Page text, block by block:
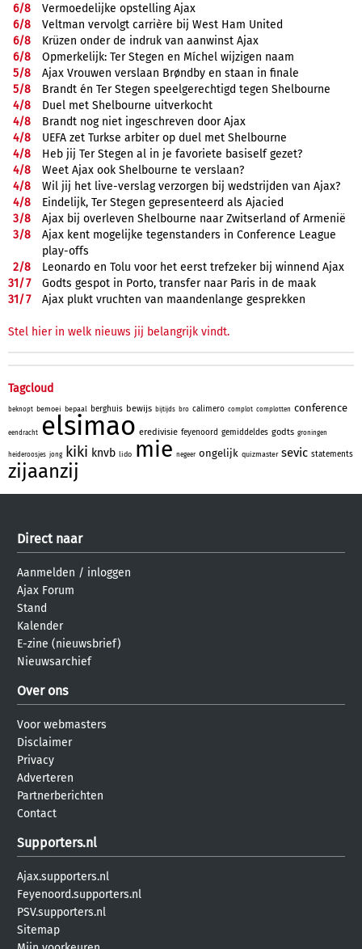
6/8
Vermoedelijke opstelling Ajax
6/8
Veltman vervolgt carrière bij West Ham United
6/8
Krüzen onder de indruk van aanwinst Ajax
6/8
Opmerkelijk: Ter Stegen en Míchel wijzigen naam
5/8
Ajax Vrouwen verslaan Brøndby en staan in finale
5/8
Brandt én Ter Stegen speelgerechtigd tegen Shelbourne
4/8
Duel met Shelbourne uitverkocht
4/8
Brandt nog niet ingeschreven door Ajax
4/8
UEFA zet Turkse arbiter op duel met Shelbourne
4/8
Heb jij Ter Stegen al in je favoriete basiself gezet?
4/8
Weet Ajax ook Shelbourne te verslaan?
4/8
Wil jij het live-verslag verzorgen bij wedstrijden van Ajax?
4/8
Eindelijk, Ter Stegen gepresenteerd als Ajacied
3/8
Ajax bij overleven Shelbourne naar Zwitserland of Armenië
3/8
Ajax kent mogelijke tegenstanders in Conference League
play-offs
2/8
Leonardo en Tolu voor het eerst trefzeker bij winnend Ajax
31/7
Godts gespot in Porto, transfer naar Paris in de maak
31/7 Ajax plukt vruchten van maandenlange gesprekken
Stel hier in welk nieuws jij belangrijk vindt.
Tagcloud
beknopt bemoei bepaal berghuis bewijs bijtijds bro calimero complot complotten conference
eendracht elsimao eredivisie feyenoord gemiddeldes godts groningen
heideroosjes jong kiki knvb lido mie negeer ongelijk quizmaster sevic statements
zijaanzij
Direct naar
Aanmelden / inloggen
Ajax Forum
Stand
Kalender
E-zine (nieuwsbrief)
Nieuwsarchief
Over ons
Voor webmasters
Disclaimer
Privacy
Adverteren
Partnerberichten
Contact
Supporters.nl
Ajax.supporters.nl
Feyenoord.supporters.nl
PSV.supporters.nl
Sitemap